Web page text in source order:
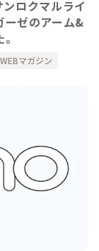
ロクマルライ
ーゼのアーム&
WEBマガジン